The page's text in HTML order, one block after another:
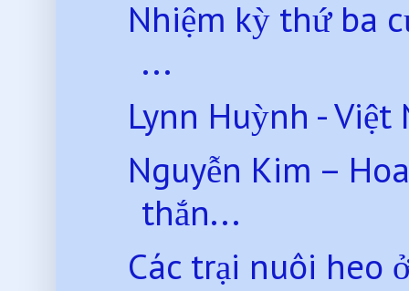
Nhiệm kỳ thứ ba
...
Lynn Huỳnh - Việt
Nguyễn Kim –
thắn...
Các trại nuôi heo